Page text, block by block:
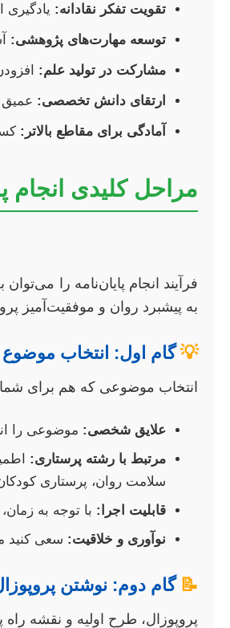
تقویت تفکر نقادانه:
توسعه مهارت‌های پژوهشی:
مشارکت در تولید علم:
ارتقای دانش تخصصی:
آمادگی برای مقاطع بالاتر:
مراحل کلیدی انجام
فرآیند انجام پایان‌نامه را
به پیشبرد روان و موفقیت‌آمیز
💡گام اول: انتخاب موضوع
انتخاب موضوعی که هم برای
علایق شخصی: موضوعی را
مرتبط با رشته پرستاری:
سلامت روان، پرستاری
قابلیت اجرا: با توجه به
نوآوری و خلاقیت: سعی کنید
📝 گام دوم: نوشتن
پروپوزال، طرح اولیه و نقشه